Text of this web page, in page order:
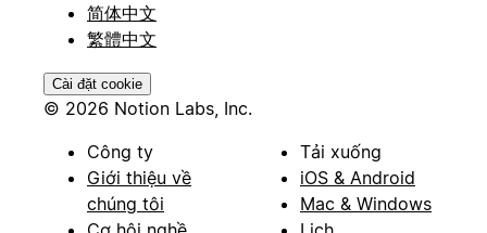
简体中文
繁體中文
Cài đặt cookie
© 2026 Notion Labs, Inc.
Công ty
Giới thiệu về
chúng tôi
Tải xuống
iOS & Android
Mac & Windows